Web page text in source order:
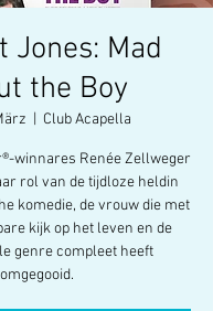
Jones: Mad
the Boy
Club Acapella
winnares Renée Zellweger
rol van de tijdloze heldin
komedie, de vrouw die met
kijk op het leven en de
genre compleet heeft
omgegooid.